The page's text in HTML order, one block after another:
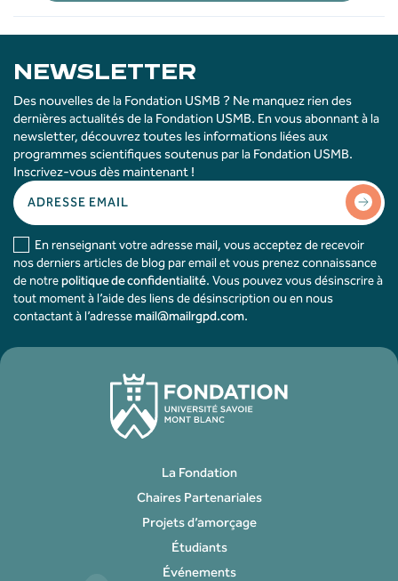
NEWSLETTER
Des nouvelles de la Fondation USMB ? Ne manquez rien des
dernières actualités de la Fondation USMB. En vous abonnant à la
newsletter, découvrez toutes les informations liées aux
programmes scientifiques soutenus par la Fondation USMB.
Inscrivez-vous dès maintenant !
En renseignant votre adresse mail, vous acceptez de recevoir
nos derniers articles de blog par email et vous prenez connaissance
de notrepolitique de confidentialité. Vous pouvez vous désinscrire à
tout moment à l’aide des liens de désinscription ou en nous
contactant à l’adressemail@mailrgpd.com.
La Fondation
Chaires Partenariales
Projets d’amorçage
Étudiants
Événements